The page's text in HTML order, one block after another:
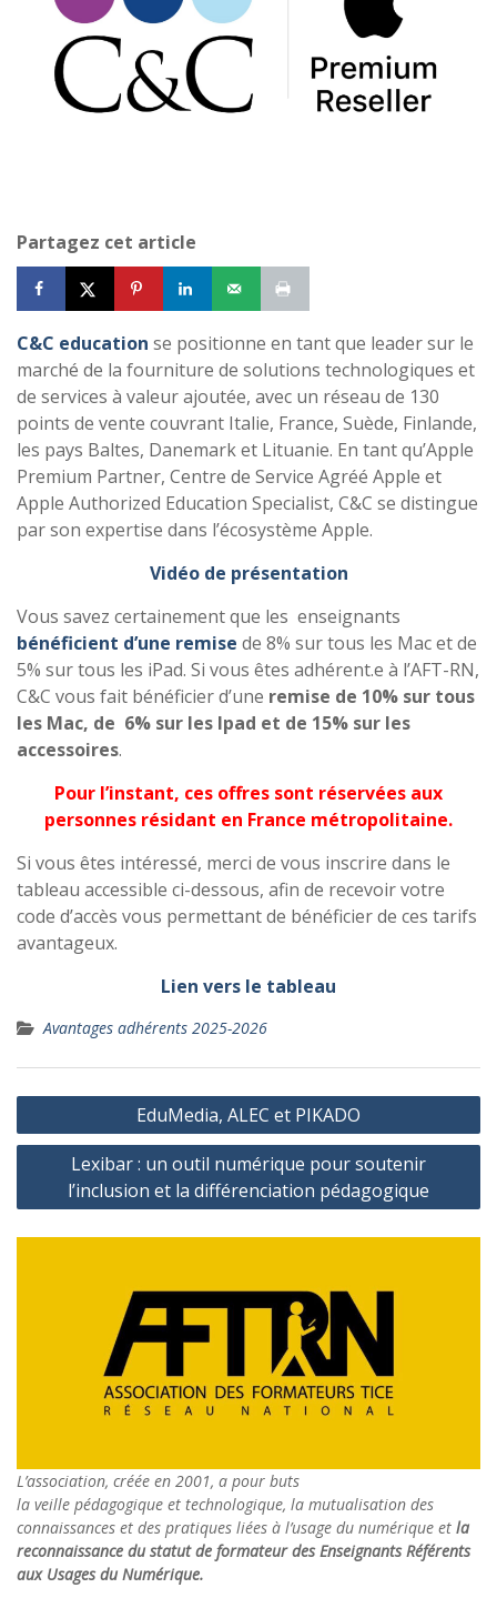
Partagez cet article
C&C education se positionne en tant que leader sur le
marché de la fourniture de solutions technologiques et
de services à valeur ajoutée, avec un réseau de 130
points de vente couvrant Italie, France, Suède, Finlande,
les pays Baltes, Danemark et Lituanie. En tant qu’Apple
Premium Partner, Centre de Service Agréé Apple et
Apple Authorized Education Specialist, C&C se distingue
par son expertise dans l’écosystème Apple.
Vidéo de présentation
Vous savez certainement que les enseignants
bénéficient d’une remise de 8% sur tous les Mac et de
5% sur tous les iPad. Si vous êtes adhérent.e à l’AFT-RN,
C&C vous fait bénéficier d’une remise de 10% sur tous
les Mac, de 6% sur les Ipad et de 15% sur les
accessoires.
Pour l’instant, ces offres sont réservées aux
personnes résidant en France métropolitaine.
Si vous êtes intéressé, merci de vous inscrire dans le
tableau accessible ci-dessous, afin de recevoir votre
code d’accès vous permettant de bénéficier de ces tarifs
avantageux.
Lien vers le tableau
Avantages adhérents 2025-2026
Navigation
de
l’article
EduMedia, ALEC et PIKADO
Lexibar : un outil numérique pour soutenir
l’inclusion et la différenciation pédagogique
L’association, créée en 2001, a pour buts
la veille pédagogique et technologique, la mutualisation des
connaissances et des pratiques liées à l’usage du numérique et la
reconnaissance du statut de formateur des Enseignants Référents
aux Usages du Numérique.